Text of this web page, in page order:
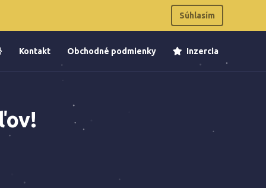
Súhlasím
Kontakt Obchodné podmienky Inzercia